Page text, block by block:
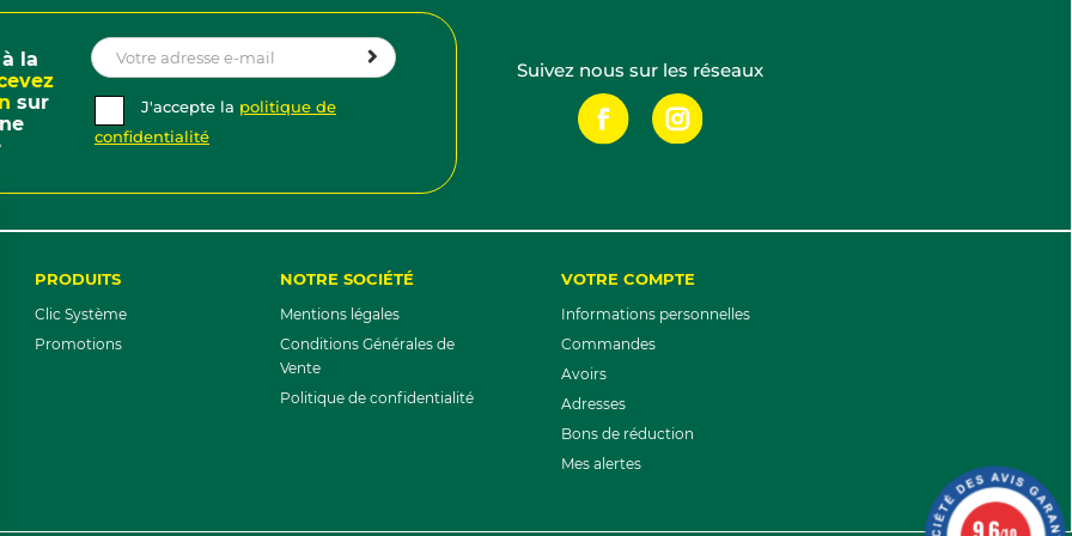
la
sur
J'accepte la politique de
confidentialité
Suivez nous sur les réseaux
PRODUITS
Clic Système
Promotions
NOTRE SOCIÉTÉ
Mentions légales
Conditions Générales de
Vente
Politique de confidentialité
VOTRE COMPTE
Informations personnelles
Commandes
Avoirs
Adresses
Bons de réduction
Mes alertes
9.6